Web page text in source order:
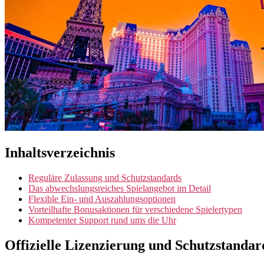
Inhaltsverzeichnis
Reguläre Zulassung und Schutzstandards
Das abwechslungsreiches Spielangebot im Detail
Flexible Ein- und Auszahlungsoptionen
Vorteilhafte Bonusaktionen für verschiedene Spielertypen
Kompetenter Support rund ums die Uhr
Offizielle Lizenzierung und